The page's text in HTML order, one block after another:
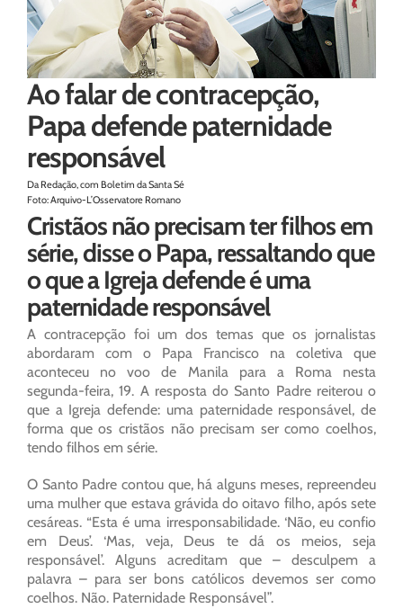
Ao falar de contracepção,
Papa defende paternidade
responsável
Da Redação, com Boletim da Santa Sé
Foto: Arquivo-L’Osservatore Romano
Cristãos não precisam ter filhos em
série, disse o Papa, ressaltando que
o que a Igreja defende é uma
paternidade responsável
A contracepção foi um dos temas que os jornalistas
abordaram com o Papa Francisco na coletiva que
aconteceu no voo de Manila para a Roma nesta
segunda-feira, 19. A resposta do Santo Padre reiterou o
que a Igreja defende: uma paternidade responsável, de
forma que os cristãos não precisam ser como coelhos,
tendo filhos em série.
O Santo Padre contou que, há alguns meses, repreendeu
uma mulher que estava grávida do oitavo filho, após sete
cesáreas. “Esta é uma irresponsabilidade. ‘Não, eu confio
em Deus’. ‘Mas, veja, Deus te dá os meios, seja
responsável’. Alguns acreditam que – desculpem a
palavra – para ser bons católicos devemos ser como
coelhos. Não. Paternidade Responsável”.